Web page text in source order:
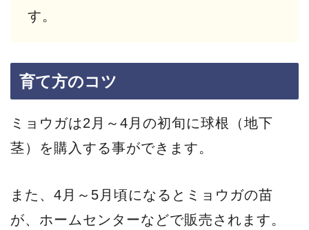
す。
育て方のコツ
ミョウガは2月～4月の初旬に球根（地下
茎）を購入する事ができます。
また、4月～5月頃になるとミョウガの苗
が、ホームセンターなどで販売されます。